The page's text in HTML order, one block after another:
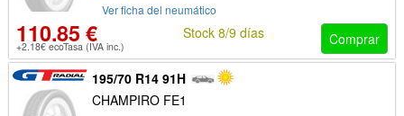
Ver ficha del neumático
110.85 €
+2.18€ ecoTasa (IVA inc.) Comprar
Stock 8/9 días
195/70 R14 91H
CHAMPIRO FE1